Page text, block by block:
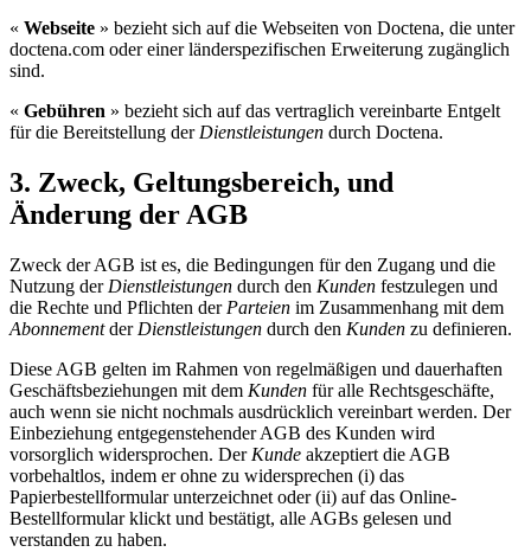
« Webseite » bezieht sich auf die Webseiten von Doctena, die unter
doctena.com oder einer länderspezifischen Erweiterung zugänglich
sind.
« Gebühren » bezieht sich auf das vertraglich vereinbarte Entgelt
für die Bereitstellung derDienstleistungen durch Doctena.
3. Zweck, Geltungsbereich, und
Änderung der AGB
Zweck der AGB ist es, die Bedingungen für den Zugang und die
Nutzung der Dienstleistungen durch den Kunden festzulegen und
die Rechte und Pflichten der Parteien im Zusammenhang mit dem
Abonnementder Dienstleistungen durch den Kunden zu definieren.
Diese AGB gelten im Rahmen von regelmäßigen und dauerhaften
Geschäftsbeziehungen mit dem Kunden für alle Rechtsgeschäfte,
auch wenn sie nicht nochmals ausdrücklich vereinbart werden. Der
Einbeziehung entgegenstehender AGB des Kunden wird
vorsorglich widersprochen. Der Kunde akzeptiert die AGB
vorbehaltlos, indem er ohne zu widersprechen (i) das
Papierbestellformular unterzeichnet oder (ii) auf das Online-
Bestellformular klickt und bestätigt, alle AGBs gelesen und
verstanden zu haben.